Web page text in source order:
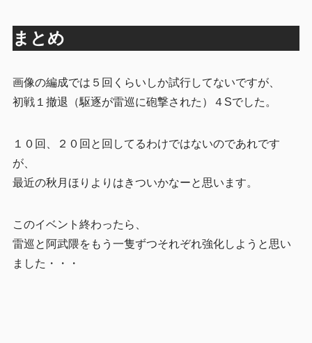
まとめ
画像の編成では５回くらいしか試行してないですが、
初戦１撤退（駆逐が雷巡に砲撃された）４Sでした。
１０回、２０回と回してるわけではないのであれです
が、
最近の秋月ほりよりはきついかなーと思います。
このイベント終わったら、
雷巡と阿武隈をもう一隻ずつそれぞれ強化しようと思い
ました・・・